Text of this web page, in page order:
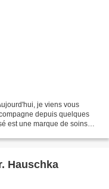
je viens vous
depuis quelques
est une marque de soins
Hauschka